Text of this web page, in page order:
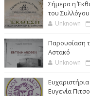
Σήμερα η
του
Unknown
Παρουσίαση
Αστακό
Unknown
Ευγενία